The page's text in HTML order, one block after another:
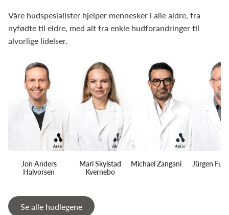
Våre hudspesialister hjelper mennesker i alle aldre, fra
nyfødte til eldre, med alt fra enkle hudforandringer til
alvorlige lidelser.
Jon Anders
Halvorsen
Mari Skylstad
Kvernebo
Michael Zangani Jürgen
Se alle hudlegene